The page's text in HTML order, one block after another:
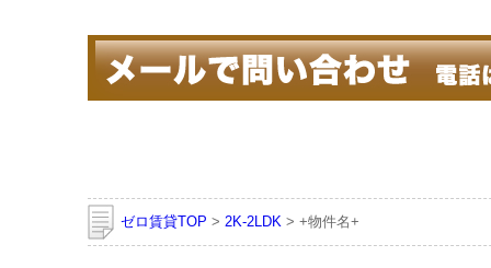
ゼロ賃貸TOP > 2K-2LDK > +物件名+